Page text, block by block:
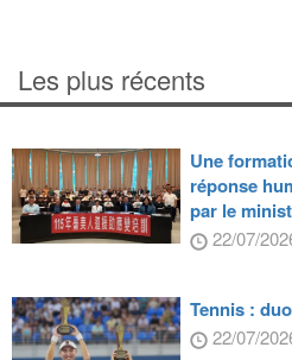
Les plus récents
Une
réponse
par le
22/07/
Tennis :
22/07/